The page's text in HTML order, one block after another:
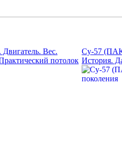
Вес.
потолок
Су-57
История.